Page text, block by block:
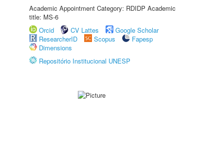
Academic Appointment Category: RDIDP Academic
title: MS-6
Orcid
CV Lattes
Google Scholar
ResearcherID
Scopus
Fapesp
Dimensions
Repositório Institucional UNESP